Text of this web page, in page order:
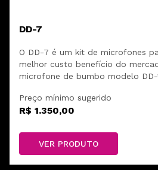
DD-7
O DD-7 é um kit de microfones
melhor custo benefício do mercado Itens inclusos:
microfone de bumbo modelo DD-
hard case para transporte e
Preço mínimo sugerido
R$ 1.350,00
VER PRODUTO